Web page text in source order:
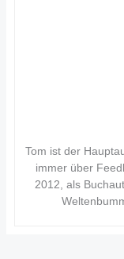
Tom ist der
immer über
2012, als